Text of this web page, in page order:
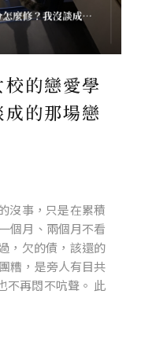
校的戀愛學
的那場戀
沒事，只是在累積
個月、兩個月不看
，欠的債，該還的
糟，是旁人有目共
不再悶不吭聲。 此